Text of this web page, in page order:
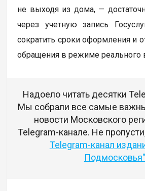
не выходя из дома, —
через учетную запись
сократить сроки оформления и
обращения в режиме реального
Надоело читать десятки
Мы собрали все самые
новости Московского
Telegram-канале. Не
Telegram-канал
Подмосковья"